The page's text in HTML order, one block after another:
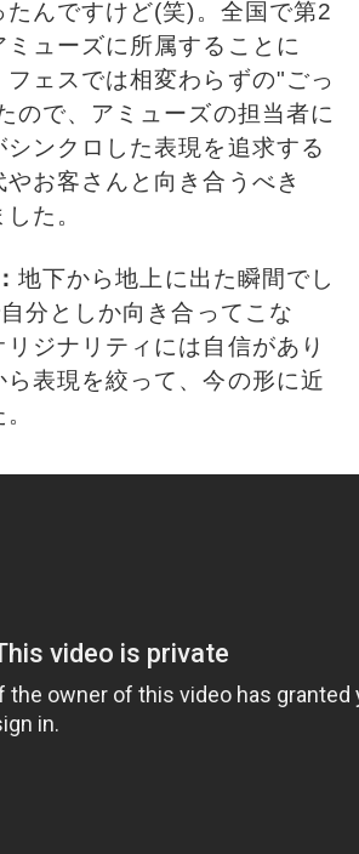
たんですけど(笑)。全国で第2
ューズに所属することに
ェスでは相変わらずの"ごっ
ので、アミューズの担当者に
シンクロした表現を追求する
お客さんと向き合うべき
た。
地下から地上に出た瞬間でし
分としか向き合ってこな
ジナリティには自信があり
ら表現を絞って、今の形に近